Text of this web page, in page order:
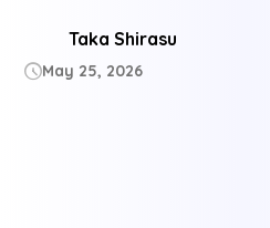
Taka Shirasu
May 25, 2026